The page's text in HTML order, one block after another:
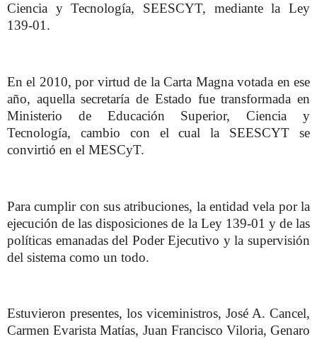
Ciencia y Tecnología, SEESCYT, mediante la Ley
139-01.
En el 2010, por virtud de la Carta Magna votada en ese
año, aquella secretaría de Estado fue transformada en
Ministerio de Educación Superior, Ciencia y
Tecnología, cambio con el cual la SEESCYT se
convirtió en el MESCyT.
Para cumplir con sus atribuciones, la entidad vela por la
ejecución de las disposiciones de la Ley 139-01 y de las
políticas emanadas del Poder Ejecutivo y la supervisión
del sistema como un todo.
Estuvieron presentes, los viceministros, José A. Cancel,
Carmen Evarista Matías, Juan Francisco Viloria, Genaro